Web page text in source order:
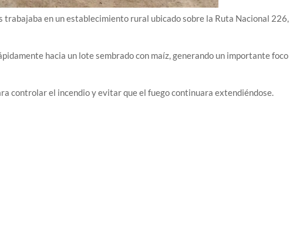
en un establecimiento rural ubicado sobre la Ruta Nacional 226,
hacia un lote sembrado con maíz, generando un importante foco
controlar el incendio y evitar que el fuego continuara extendiéndose.